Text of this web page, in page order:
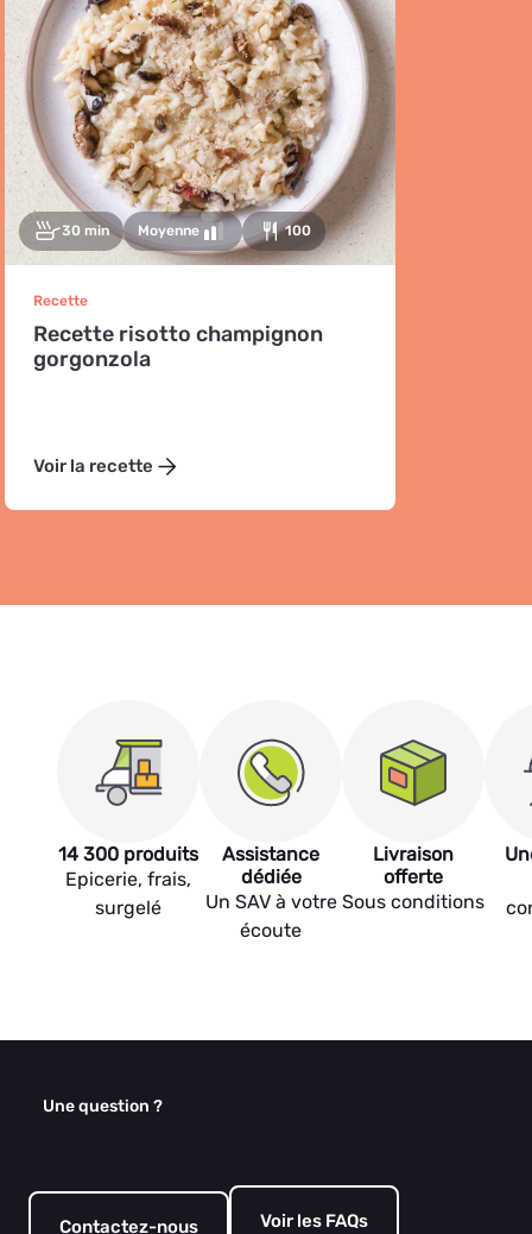
30 min Moyenne 100
Recette
Recette risotto champignon
gorgonzola
Voir la recette
14 300 produits
Epicerie, frais,
surgelé
Assistance
dédiée
Un SAV à votre
écoute
Livraison
offerte
Sous conditions
Une question ?
Contactez-nous Voir les FAQs